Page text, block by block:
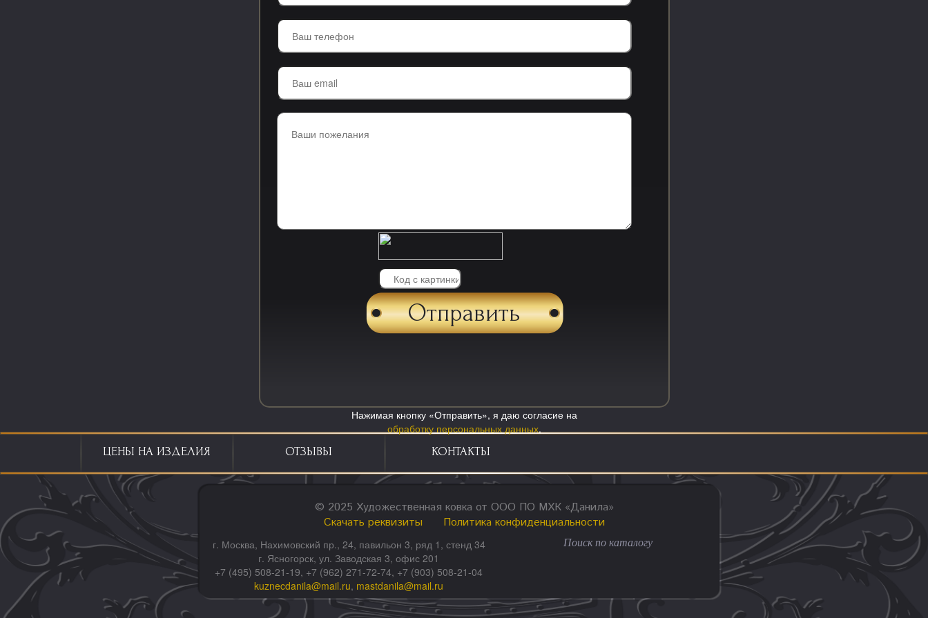
Нажимая кнопку «Отправить», я даю согласие на
обработку персональных данных.
ЦЕНЫ НА ИЗДЕЛИЯ ОТЗЫВЫ КОНТАКТЫ
© 2025 Художественная ковка от ООО ПО МХК «Данила»
Скачать реквизиты
Политика конфиденциальности
г. Москва, Нахимовский пр., 24, павильон 3, ряд 1, стенд 34
г. Ясногорск, ул. Заводская 3, офис 201
+7 (495) 508-21-19, +7 (962) 271-72-74, +7 (903) 508-21-04
kuznecdanila@mail.ru, mastdanila@mail.ru